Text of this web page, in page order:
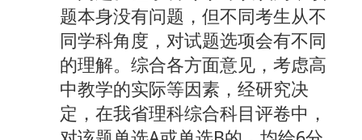
题本身没有问题，但不同考生从不
同学科角度，对试题选项会有不同
的理解。综合各方面意见，考虑高
中教学的实际等因素，经研究决
定，在我省理科综合科目评卷中，